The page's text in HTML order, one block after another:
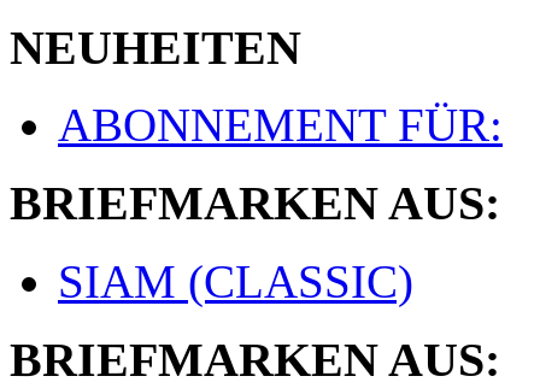
NEUHEITEN
ABONNEMENT FÜR:
BRIEFMARKEN AUS:
SIAM (CLASSIC)
BRIEFMARKEN AUS: